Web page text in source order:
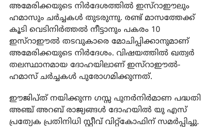
അമേരിക്കയുടെ നിര്‍ദേശത്തില്‍ ഇസ്‌റാഈലും
ഹമാസും ചര്‍ച്ചകള്‍ തുടരുന്നു. രണ്ട് മാസത്തേക്ക്
കൂടി വെടിനിര്‍ത്തല്‍ നീട്ടാനും പകരം 10
ഇസ്‌റാഈല്‍ തടവുകാരെ മോചിപ്പിക്കാനുമാണ്
അമേരിക്കയുടെ നിര്‍ദേശം. വിഷയത്തില്‍ ഖത്വര്‍
തലസ്ഥാനമായ ദോഹയിലാണ് ഇസ്‌റാഈല്‍-
ഹമാസ് ചര്‍ച്ചകള്‍ പുരോഗമിക്കുന്നത്.
ഈജിപ്ത് നയിക്കുന്ന ഗസ്സ പുനര്‍നിര്‍മാണ പദ്ധതി
അഞ്ച് അറബ് രാജ്യങ്ങള്‍ ദോഹയില്‍ യു എസ്
പ്രത്യേക പ്രതിനിധി സ്റ്റീവ് വിറ്റ്‌കോഫിന് സമര്‍പ്പിച്ചു.